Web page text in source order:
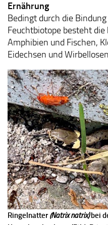
Ernährung
Bedingt durch die
Feuchtbiotope besteht
Amphibien und Fischen,
Eidechsen und
Ringelnatter(Natrix natrix)bei